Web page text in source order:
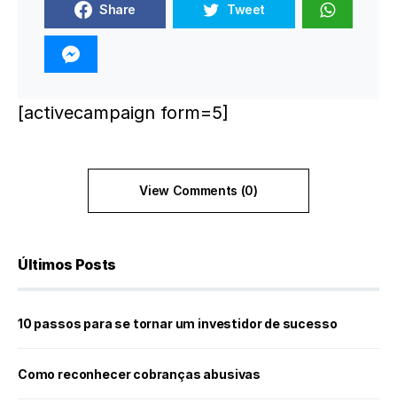
Share Tweet
[activecampaign form=5]
View Comments (0)
Últimos Posts
10 passos para se tornar um investidor de sucesso
Como reconhecer cobranças abusivas